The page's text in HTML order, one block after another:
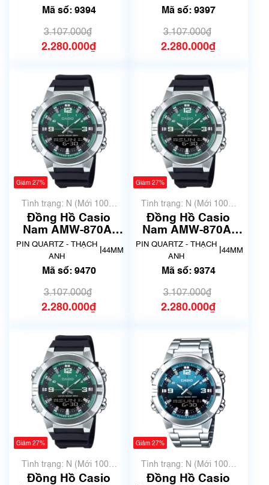
Mã số: 9394
3.107.000₫
2.280.000₫
Mã số: 9397
3.107.000₫
2.280.000₫
Giảm 27%
Tình trạng: N (Mới 100%
chưa qua sử dụng)
Đồng Hồ Casio
Nam AMW-870A-
3AVDF | New | Mã
số 9470
PIN QUARTZ - THẠCH
ANH
44MM
Mã số: 9470
3.107.000₫
2.280.000₫
Giảm 27%
Tình trạng: N (Mới 100%
chưa qua sử dụng)
Đồng Hồ Casio
Nam AMW-870A-
3AVDF | New | Mã
số 9374
PIN QUARTZ - THẠCH
ANH
44MM
Mã số: 9374
3.107.000₫
2.280.000₫
Giảm 27%
Tình trạng: N (Mới 100%
chưa qua sử dụng)
Đồng Hồ Casio
Giảm 27%
Tình trạng: N (Mới 100%
chưa qua sử dụng)
Đồng Hồ Casio